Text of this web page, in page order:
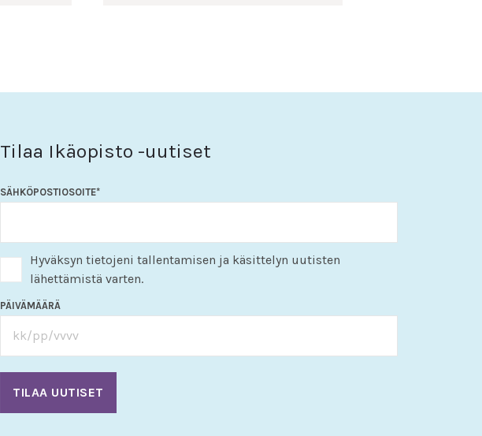
Tilaa Ikäopisto -uutiset
SÄHKÖPOSTIOSOITE*
Hyväksyn tietojeni tallentamisen ja käsittelyn uutisten
lähettämistä varten.
PÄIVÄMÄÄRÄ